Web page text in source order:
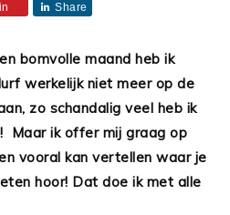
Share
bomvolle maand heb ik
werkelijk niet meer op de
zo schandalig veel heb ik
Maar ik offer mij graag op
vooral kan vertellen waar je
hoor! Dat doe ik met alle